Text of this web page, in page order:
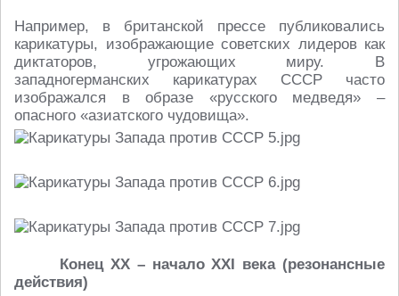
Например, в британской прессе публиковались
карикатуры, изображающие советских лидеров как
диктаторов, угрожающих миру. В
западногерманских карикатурах СССР часто
изображался в образе «русского медведя» –
опасного «азиатского чудовища».
Конец XX – начало XXI века (резонансные
действия)